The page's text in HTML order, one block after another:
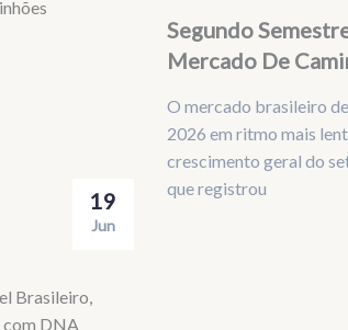
19
Jun
Segundo
Mercado De
O mercado brasileiro
2026 em ritmo mais
crescimento geral do
que registrou